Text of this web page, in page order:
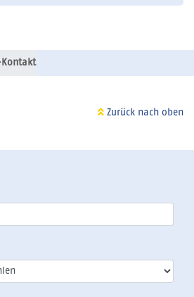
Kontakt
Zurück nach oben